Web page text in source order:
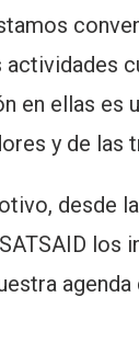
actividades
en ellas es
y de las
desde
los
agenda